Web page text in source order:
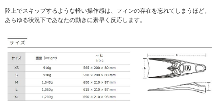
陸上でスキップするような軽い操作感は、フィンの存在を忘れてしまうほど。
あらゆる状況下であなたの動きに素早く反応します。